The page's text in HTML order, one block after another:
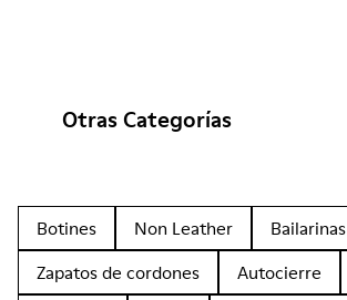
Otras Categorías
Botines Non Leather
Bailarinas
Zapatos de cordones
Autocierre